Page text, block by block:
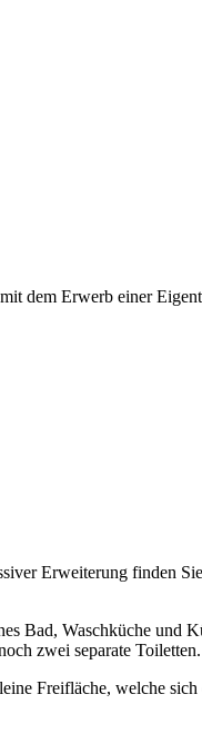
dem Erwerb einer
Erweiterung finden
Bad, Waschküche und
zwei separate Toiletten.
Freifläche, welche